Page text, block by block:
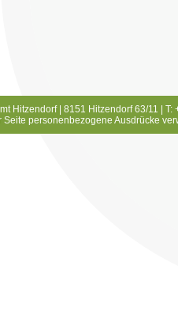
Hitzendorf | 8151 Hitzendorf 63/11 |
Seite personenbezogene Ausdrücke